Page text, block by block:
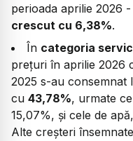
perioada aprilie 2026
crescut cu 6,38%.
În categoria
prețuri în aprilie 2026
2025 s-au consemnat
cu 43,78%, urmate
15,07%, și cele de
Alte creșteri